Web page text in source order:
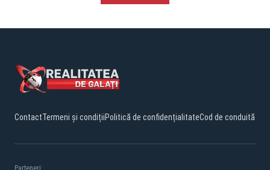
ContactTermeni și condițiiPolitică de confidențialitateCod de conduită